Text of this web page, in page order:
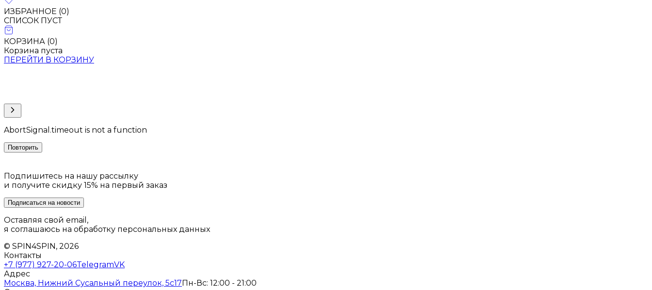
ИЗБРАННОЕ (0)
СПИСОК ПУСТ
КОРЗИНА (0)
Корзина пуста
ПЕРЕЙТИ В КОРЗИНУ
AbortSignal.timeout is not a function
Повторить
Подпишитесь на нашу рассылку
и получите скидку 15% на первый заказ
Подписаться на новости
Оставляя свой email,
я соглашаюсь на обработку персональных данных
© SPIN4SPIN, 2026
Контакты
+7 (977) 927-20-06TelegramVK
Адрес
Москва, Нижний Сусальный переулок, 5с17 Пн-Вс: 12:00 - 21:00